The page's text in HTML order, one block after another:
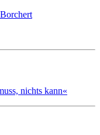
nichts kann«